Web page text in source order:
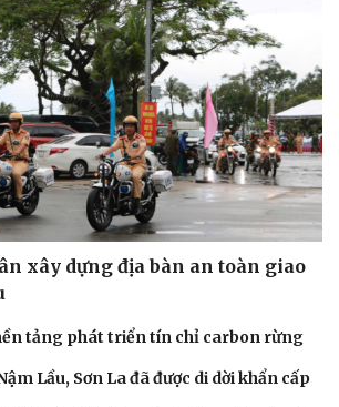
xây dựng địa bàn an toàn giao
tảng phát triển tín chỉ carbon rừng
Lầu, Sơn La đã được di dời khẩn cấp